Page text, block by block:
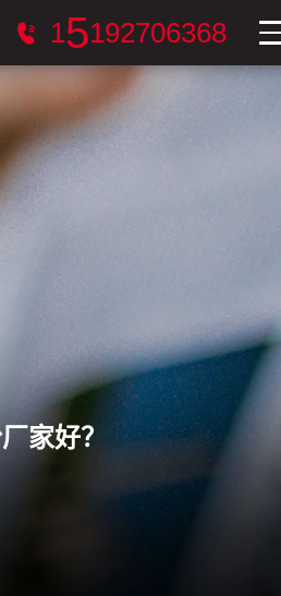
15192706368
家好？